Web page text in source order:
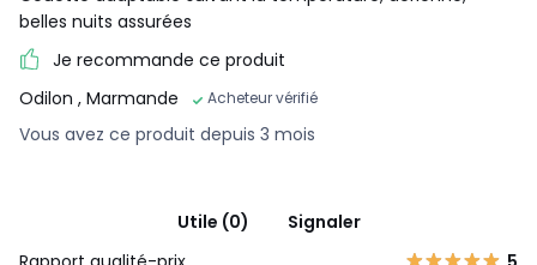
belles nuits assurées
Je recommande ce produit
Odilon , Marmande Acheteur vérifié
Vous avez ce produit depuis 3 mois
Utile (0)
Signaler